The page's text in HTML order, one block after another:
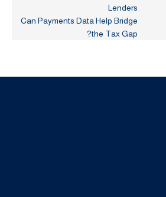
Lenders
Can Payments Data Help Bridge
the Tax Gap?